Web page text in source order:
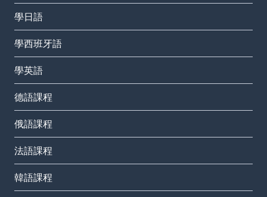
學日語
學西班牙語
學英語
德語課程
俄語課程
法語課程
韓語課程